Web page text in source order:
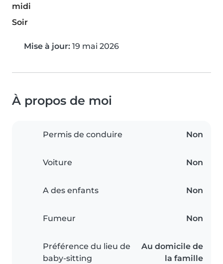
midi
Soir
Mise à jour: 19 mai 2026
À propos de moi
Permis de conduire Non
Voiture Non
A des enfants Non
Fumeur Non
Préférence du lieu de
baby-sitting
Au domicile de
la famille